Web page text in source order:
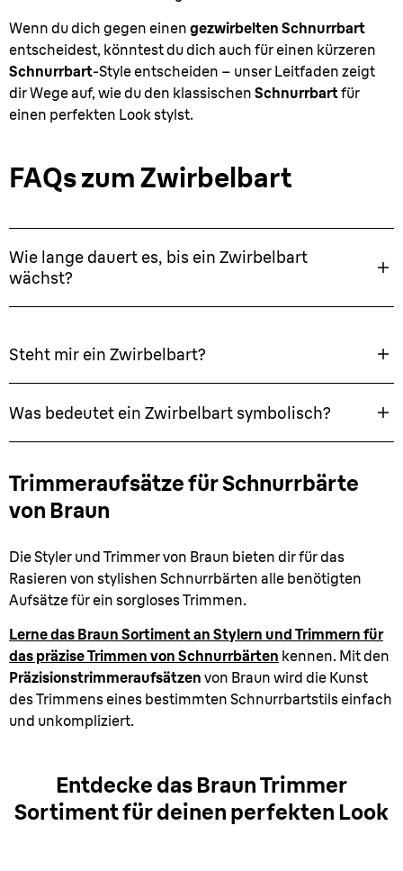
Wenn du dich gegen einen gezwirbelten Schnurrbart
entscheidest, könntest du dich auch für einen kürzeren
Schnurrbart-Style entscheiden – unser Leitfaden zeigt
dir Wege auf, wie du den klassischen Schnurrbartfür
einen perfekten Look stylst.
FAQs zum Zwirbelbart
Wie lange dauert es, bis ein Zwirbelbart
wächst?
Steht mir ein Zwirbelbart?
Was bedeutet ein Zwirbelbart symbolisch?
Trimmeraufsätze für Schnurrbärte
von Braun
Die Styler und Trimmer von Braun bieten dir für das
Rasieren von stylishen Schnurrbärten alle benötigten
Aufsätze für ein sorgloses Trimmen.
Lerne das Braun Sortiment an Stylern und Trimmern für
das präzise Trimmen von Schnurrbärten kennen. Mit den
Präzisionstrimmeraufsätzen von Braun wird die Kunst
des Trimmens eines bestimmten Schnurrbartstils einfach
und unkompliziert.
Entdecke das Braun Trimmer
Sortiment für deinen perfekten Look